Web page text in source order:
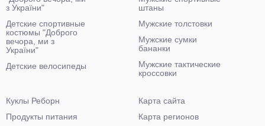
з України"
Детские спортивные
костюмы "Доброго
вечора, ми з
України"
Детские велосипеды
штаны
Мужские толстовки
Мужские сумки
бананки
Мужские тактические
кроссовки
Куклы Реборн
Продукты питания
Карта сайта
Карта регионов